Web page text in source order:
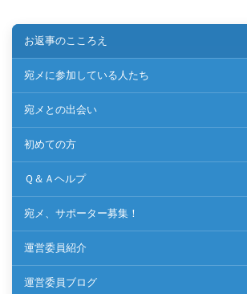
お返事のこころえ
宛メに参加している人たち
宛メとの出会い
初めての方
Ｑ＆Ａヘルプ
宛メ、サポーター募集！
運営委員紹介
運営委員ブログ